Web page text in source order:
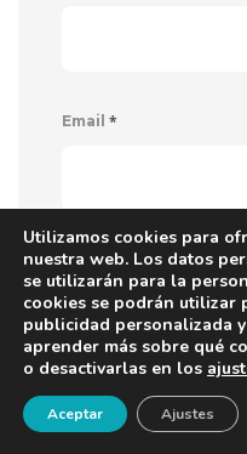
Email *
Website *
La siguiente
de datos debe
¡Newsletter!
Utilizamos cookies para
nuestra web. Los datos
se utilizarán para la
cookies se podrán utilizar
publicidad personalizada
aprender más sobre qué
o desactivarlas en los
Aceptar Ajustes